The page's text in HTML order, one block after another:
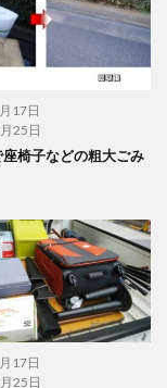
17日
25日
椅子などの粗大ごみ
17日
25日